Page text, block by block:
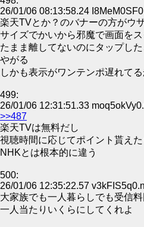
26/01/06 08:13:58.24
楽天TVとか？のバナーの方がウ
サイズでかいから邪魔で画面を
たまま離してないのにタップし
やがる
しかも表示がワンテンポ遅れて
499:
26/01/06 12:31:51.33
>>487
楽天TVは無料だし
視聴時間に応じてポイント貰え
NHKとは根本的に違う
500:
26/01/06 12:35:22.57
大家族でも一人暮らしでも受信
一人当たりいくらにしてくれよ